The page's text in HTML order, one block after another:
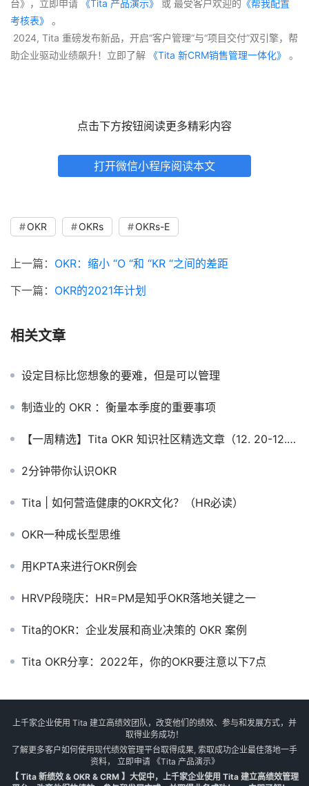
台》，立即申请 《Tita 产品演示》 或 最受客户欢迎的 《帮我配置
考核表》
。
助企业驱动业绩飙升！立即了解 《Tita 新CRM销售管理一体化》 。
点击下方按钮阅读更多精彩内容
打开微信小程序阅读本文
OKR OKRs OKRs-E
上一篇： OKR：缩小 “O “和 “KR “之间的差距
下一篇： OKR的2021年计划
相关文章
设定目标比您想象的要难，但是可以管理
制造业的 OKR ：衡量本季度的重要事项
【一周精选】Tita OKR 知识社区精选文章（12. 20-12.26）
2分钟带你认识OKR
Tita | 如何营造健康的OKR文化？（HR必读）
OKR一种成长型思维
用KPTA来进行OKR例会
HRVP段晓庆：HR=PM是知乎OKR落地关键之一
Tita的OKR：企业发展和商业决策的 OKR 案例
Tita OKR分享：2022年，你的OKR要注意以下7点
上千家企业使用 Tita 建立高绩效团队，改变他们的绩效、参与和发展方式，并
取得业务成功！
了解更多客户如何使用现代绩效管理平台取得成果, 索取成功企业最佳落地一手
资料， 立即申请《Tita 产品演示》
【 Tita 新绩效 & OKR & CRM 】大促中，上千家企业使用 Tita 建立高绩效管理